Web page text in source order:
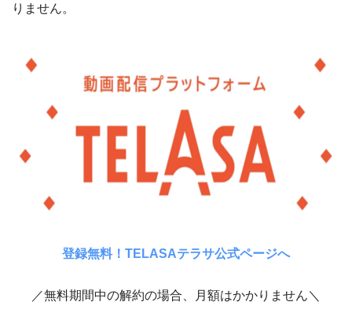
りません。
登録無料！TELASAテラサ公式ページへ
／無料期間中の解約の場合、月額はかかりません＼